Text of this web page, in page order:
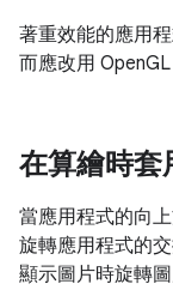
著重效能的應用
而應改用 OpenGL
在算繪時套
當應用程式的向
旋轉應用程式的
顯示圖片時旋轉